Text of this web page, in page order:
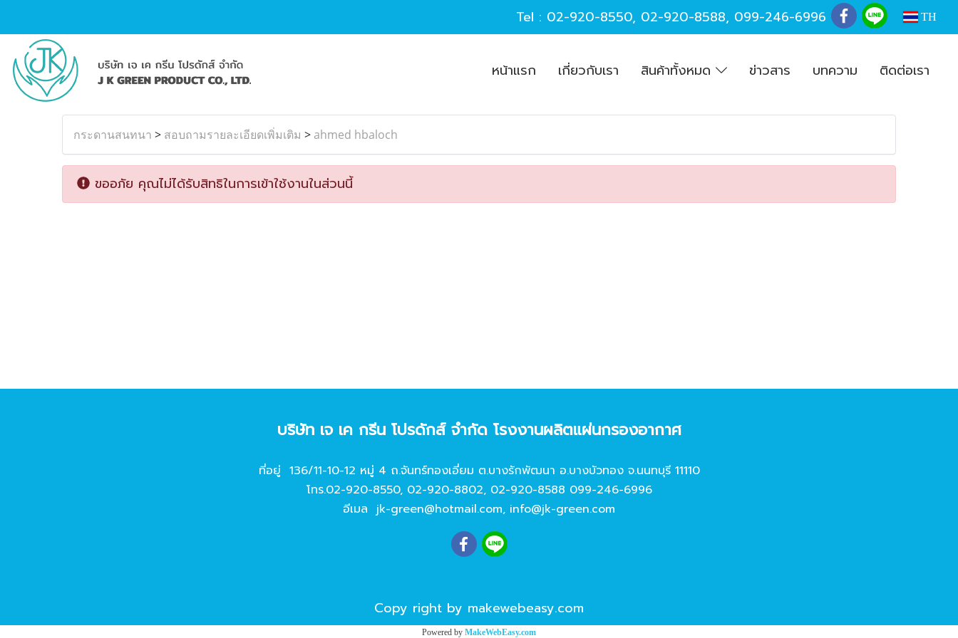
Tel : 02-920-8550, 02-920-8588, 099-246-6996 TH
หน้าแรก เกี่ยวกับเรา สินค้าทั้งหมด ข่าวสาร บทความ ติดต่อเรา
กระดานสนทนา > สอบถามรายละเอียดเพิ่มเติม > ahmed hbaloch
ขออภัย คุณไม่ได้รับสิทธิในการเข้าใช้งานในส่วนนี้
บริษัท เจ เค กรีน โปรดักส์ จํากัด โรงงานผลิตแผ่นกรองอากาศ
ที่อยู่ 136/11-10-12 หมู่ 4 ถ.จันทร์ทองเอี่ยม ต.บางรักพัฒนา อ.บางบัวทอง จ.นนทบุรี 11110
โทร.02-920-8550, 02-920-8802, 02-920-8588 099-246-6996
อีเมล jk-green@hotmail.com, info@jk-green.com
Copy right by makewebeasy.com
Powered by MakeWebEasy.com